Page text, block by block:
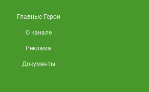
Главные Герои
О канале
Реклама
Документы